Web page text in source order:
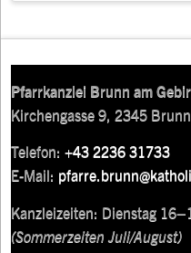
Pfarrkanzlei Brunn am
Kirchengasse 9, 2345
Telefon:+43 2236 31733
E-Mail:
Kanzleizeiten: Dienstag
(Sommerzeiten Juli/August)